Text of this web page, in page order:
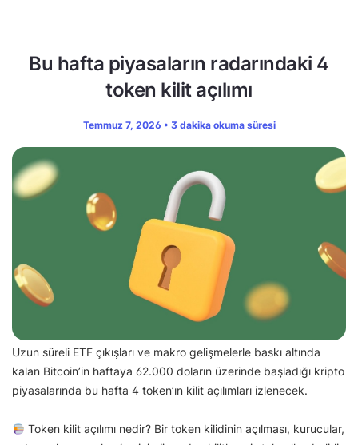
Bu hafta piyasaların radarındaki 4
token kilit açılımı
Temmuz 7, 2026 • 3 dakika okuma süresi
Uzun süreli ETF çıkışları ve makro gelişmelerle baskı altında
kalan Bitcoin’in haftaya 62.000 doların üzerinde başladığı kripto
piyasalarında bu hafta 4 token’ın kilit açılımları izlenecek.
Token kilit açılımı nedir? Bir token kilidinin açılması, kurucular,